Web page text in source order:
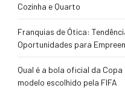
Cozinha e Quarto
Franquias de Ótica:
Oportunidades para
Qual é a bola oficial da
modelo escolhido pela FIFA